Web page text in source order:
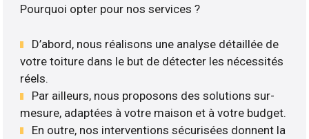
Pourquoi opter pour nos services ?
D’abord, nous réalisons une analyse détaillée de
votre toiture dans le but de détecter les nécessités
réels.
Par ailleurs, nous proposons des solutions sur-
mesure, adaptées à votre maison et à votre budget.
En outre, nos interventions sécurisées donnent la